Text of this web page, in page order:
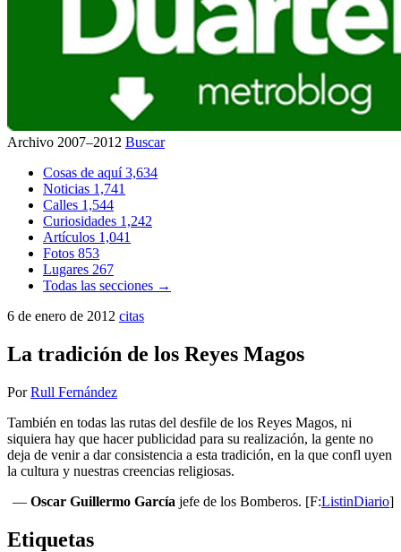
Archivo 2007–2012 Buscar
Cosas de aquí3,634
Noticias 1,741
Calles 1,544
Curiosidades 1,242
Artículos 1,041
Fotos 853
Lugares 267
Todas las secciones →
6 de enero de 2012 citas
La tradición de los Reyes Magos
PorRull Fernández
También en todas las rutas del desfile de los Reyes Magos, ni
siquiera hay que hacer publicidad para su realización, la gente no
deja de venir a dar consistencia a esta tradición, en la que confl uyen
la cultura y nuestras creencias religiosas.
— Oscar Guillermo García jefe de los Bomberos. [F:ListinDiario]
Etiquetas